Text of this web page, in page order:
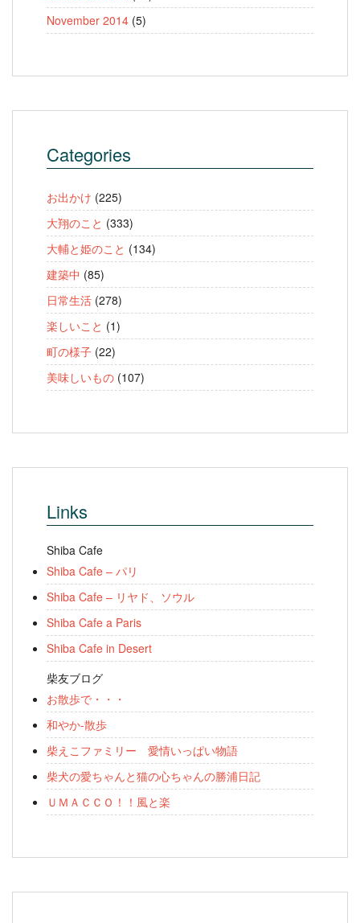
November 2014 (5)
Categories
お出かけ (225)
大翔のこと (333)
大輔と姫のこと (134)
建築中 (85)
日常生活 (278)
楽しいこと (1)
町の様子 (22)
美味しいもの (107)
Links
Shiba Cafe
Shiba Cafe – パリ
Shiba Cafe – リヤド、ソウル
Shiba Cafe a Paris
Shiba Cafe in Desert
柴友ブログ
お散歩で・・・
和やか-散歩
柴えこファミリー 愛情いっぱい物語
柴犬の愛ちゃんと猫の心ちゃんの勝浦日記
ＵＭＡＣＣＯ！！風と楽